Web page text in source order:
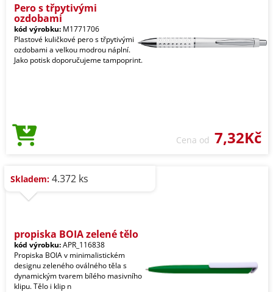
Pero s třpytivými
ozdobami
kód výrobku: M1771706
Plastové kuličkové pero s třpytivými
ozdobami a velkou modrou náplní.
Jako potisk doporučujeme tampoprint.
Cena od 7,32Kč
Skladem: 4.372 ks
propiska BOIA zelené tělo
kód výrobku:APR_116838
Propiska BOIA v minimalistickém
designu zeleného oválného těla s
dynamickým tvarem bílého masivního
klipu. Tělo i klip n